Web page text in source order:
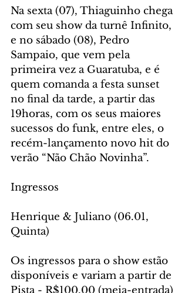
Na sexta (07), Thiaguinho chega
com seu show da turnê Infinito,
e no sábado (08), Pedro
Sampaio, que vem pela
primeira vez a Guaratuba, e é
quem comanda a festa sunset
no final da tarde, a partir das
19horas, com os seus maiores
sucessos do funk, entre eles, o
recém-lançamento novo hit do
verão “Não Chão Novinha”.
Ingressos
Henrique & Juliano (06.01,
Quinta)
Os ingressos para o show estão
disponíveis e variam a partir de